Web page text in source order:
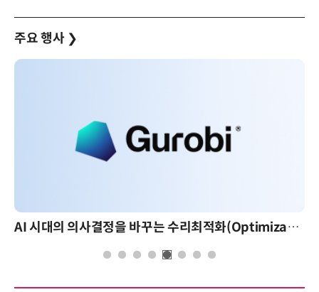
주요 행사 ❯
AI 시대의 의사결정을 바꾸는 수리최적화(Optimization): 실제 산업 적용 사례와 활용 전략